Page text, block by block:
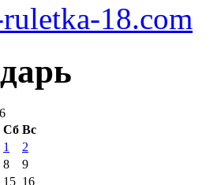
18.com
Сб Вс
1
2
8
9
15 16